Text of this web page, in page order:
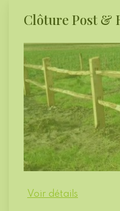
Clôture Post &
Voir détails